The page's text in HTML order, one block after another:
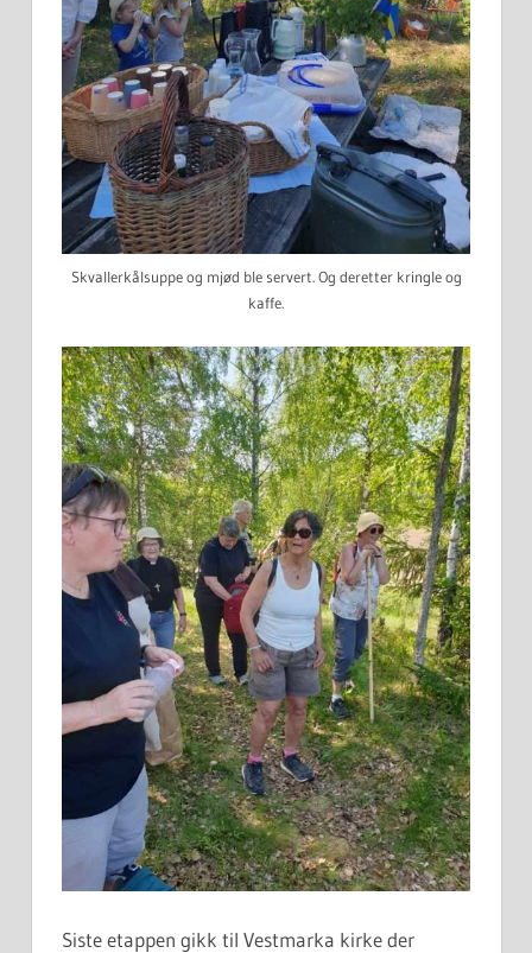
Skvallerkålsuppe og mjød ble servert. Og deretter kringle og
kaffe.
Siste etappen gikk til Vestmarka kirke der